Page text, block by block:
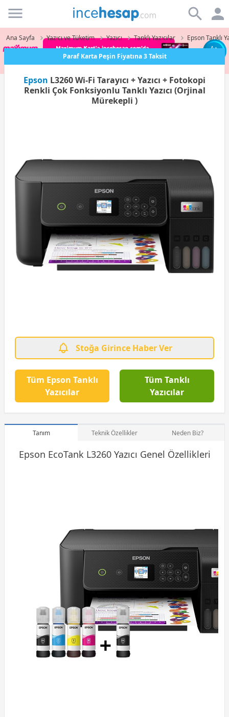
Incehesap
Ana Sayfa Yazıcı ve Tüketim Yazıcı Tanklı Yazıcılar Epson Tanklı
Paraf Karta Peşin Fiyatına 3 Taksit
Epson L3260 Wi-Fi Tarayıcı + Yazıcı + Fotokopi
Renkli Çok Fonksiyonlu Tanklı Yazıcı (Orjinal
Mürekepli )
Stoğa Girince Haber Ver
Tüm Epson Tanklı
Yazıcılar
Tüm Tanklı
Yazıcılar
Tanım Teknik Özellikler Neden Biz?
Epson EcoTank L3260 Yazıcı Genel Özellikleri